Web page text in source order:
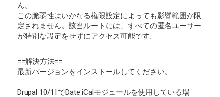
ん。
この脆弱性はいかなる権限設定によっても影響範囲が限
定されません。該当ルートには、すべての匿名ユーザー
が特別な設定をせずにアクセス可能です。
==解決方法==
最新バージョンをインストールしてください。
Drupal 10/11でDate iCalモジュールを使用している場